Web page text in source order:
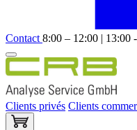
Contact 8:00 – 12:00 | 13:00
Clients privés Clients